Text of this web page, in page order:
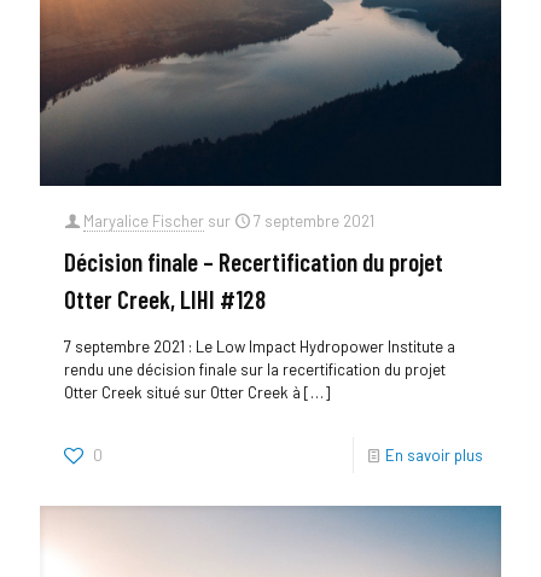
Maryalice Fischer sur 7 septembre 2021
Décision finale – Recertification du projet
Otter Creek, LIHI #128
7 septembre 2021 : Le Low Impact Hydropower Institute a
rendu une décision finale sur la recertification du projet
Otter Creek situé sur Otter Creek à […]
0 En savoir plus